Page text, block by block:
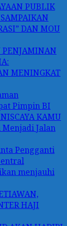
PUBLIK
DAN MOU
PENJAMINAN
MENINGKAT
Pimpin BI
KAMU
Menjadi Jalan
Pengganti
menjauhi
HAJI